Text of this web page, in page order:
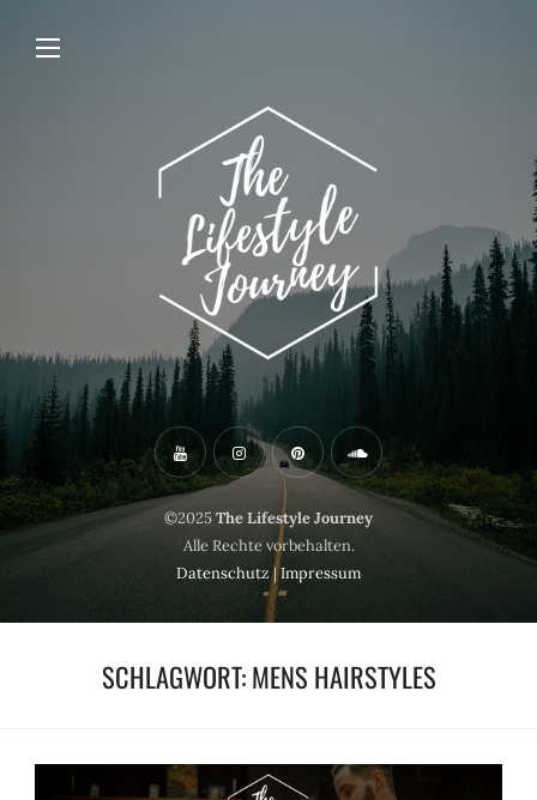
©2025The Lifestyle Journey
Alle Rechte vorbehalten.
Datenschutz|Impressum
SCHLAGWORT:MENS HAIRSTYLES